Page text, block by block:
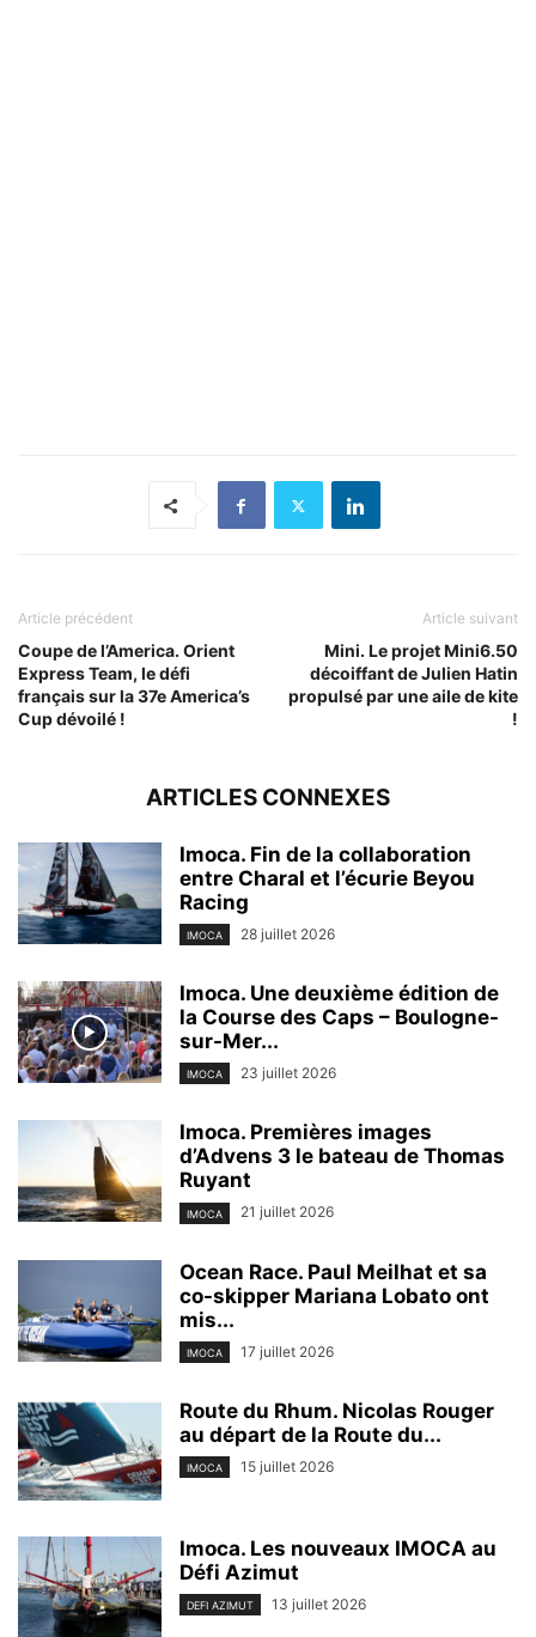
Article précédent
Coupe de l’America. Orient
Express Team, le défi
français sur la 37e America’s
Cup dévoilé !
Article suivant
Mini. Le projet Mini6.50
décoiffant de Julien Hatin
propulsé par une aile de kite
!
ARTICLES CONNEXES
Imoca. Fin de la collaboration
entre Charal et l’écurie Beyou
Racing
IMOCA 28 juillet 2026
Imoca. Une deuxième édition de
la Course des Caps – Boulogne-
sur-Mer...
IMOCA 23 juillet 2026
Imoca. Premières images
d’Advens 3 le bateau de Thomas
Ruyant
IMOCA 21 juillet 2026
Ocean Race. Paul Meilhat et sa
co-skipper Mariana Lobato ont
mis...
IMOCA 17 juillet 2026
Route du Rhum. Nicolas Rouger
au départ de la Route du...
IMOCA 15 juillet 2026
Imoca. Les nouveaux IMOCA au
Défi Azimut
DEFI AZIMUT 13 juillet 2026